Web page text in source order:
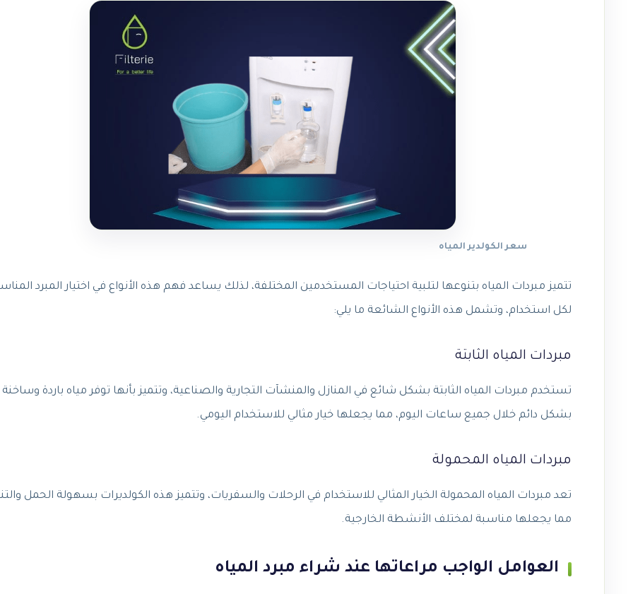
سعر الكولدير المياه
تتميز مبردات المياه بتنوعها لتلبية احتياجات المستخدمين المختلفة، لذلك يساعد فهم هذه الأنواع في اختيار المبرد
لكل استخدام، وتشمل هذه الأنواع الشائعة ما يلي:
مبردات المياه الثابتة
تستخدم مبردات المياه الثابتة بشكل شائع في المنازل والمنشآت التجارية والصناعية، وتتميز بأنها توفر مياه باردة وساخنة
بشكل دائم خلال جميع ساعات اليوم، مما يجعلها خيار مثالي للاستخدام اليومي.
مبردات المياه المحمولة
تعد مبردات المياه المحمولة الخيار المثالي للاستخدام في الرحلات والسفريات، وتتميز هذه الكولديرات بسهولة الحمل
مما يجعلها مناسبة لمختلف الأنشطة الخارجية.
العوامل الواجب مراعاتها عند شراء مبرد المياه